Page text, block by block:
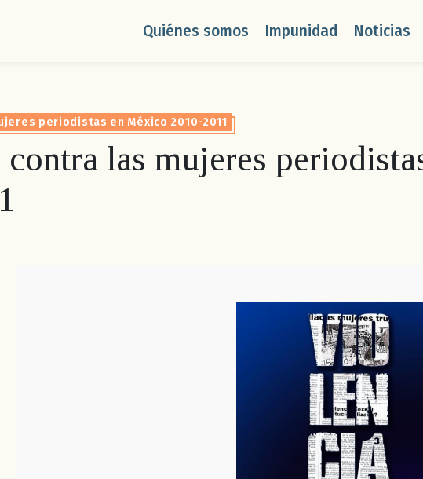
Quiénes somos Impunidad Noticias
periodistas en México 2010-2011
las mujeres